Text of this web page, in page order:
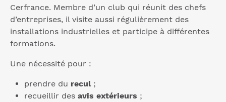
Cerfrance. Membre d’un club qui réunit des chefs
d’entreprises, il visite aussi régulièrement des
installations industrielles et participe à différentes
formations.
Une nécessité pour :
prendre du recul;
recueillir des avis extérieurs ;